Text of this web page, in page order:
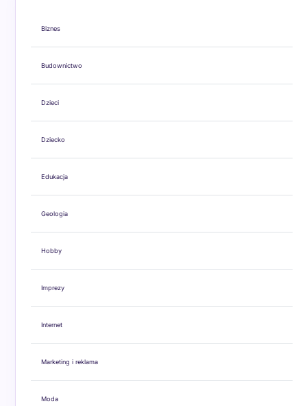
Biznes
Budownictwo
Dzieci
Dziecko
Edukacja
Geologia
Hobby
Imprezy
Internet
Marketing i reklama
Moda